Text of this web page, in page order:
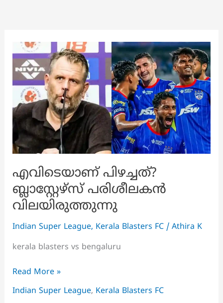
എവിടെയാണ് പിഴച്ചത്?
ബ്ലാസ്റ്റേഴ്സ് പരിശീലകൻ
വിലയിരുത്തുന്നു
Indian Super League, Kerala Blasters FC/ Athira K
kerala blasters vs bengaluru
എവിടെയാണ്
പിഴച്ചത്?
ബ്ലാസ്റ്റേഴ്സ്
Read More »
Indian Super League, Kerala Blasters FC